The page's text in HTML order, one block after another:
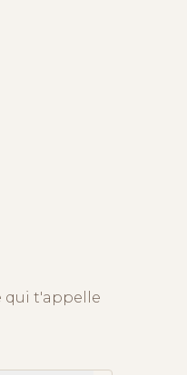
qui t'appelle